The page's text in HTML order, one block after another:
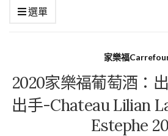
選單
家樂福
2020家樂福葡萄酒：
出手-Chateau Lilian
Estephe